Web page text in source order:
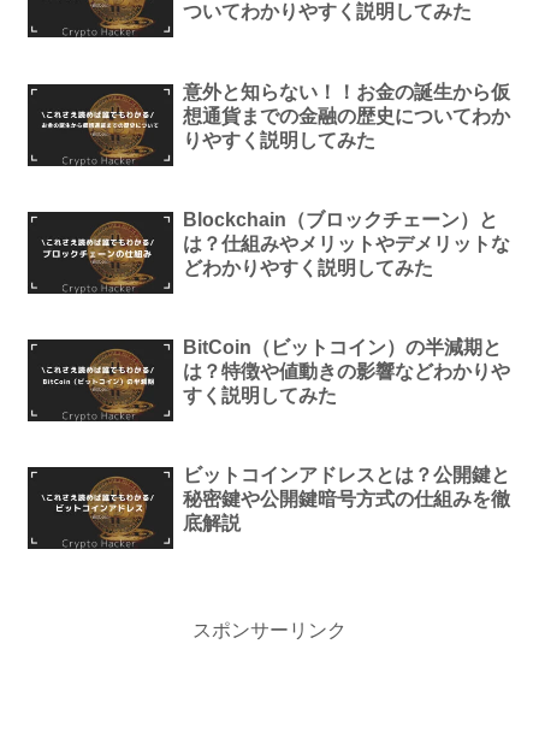
ついてわかりやすく説明してみた
意外と知らない！！お金の誕生から仮
想通貨までの金融の歴史についてわか
りやすく説明してみた
Blockchain（ブロックチェーン）と
は？仕組みやメリットやデメリットな
どわかりやすく説明してみた
BitCoin（ビットコイン）の半減期と
は？特徴や値動きの影響などわかりや
すく説明してみた
ビットコインアドレスとは？公開鍵と
秘密鍵や公開鍵暗号方式の仕組みを徹
底解説
スポンサーリンク